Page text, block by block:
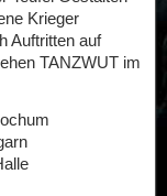
Krieger
Auftritten auf
TANZWUT im